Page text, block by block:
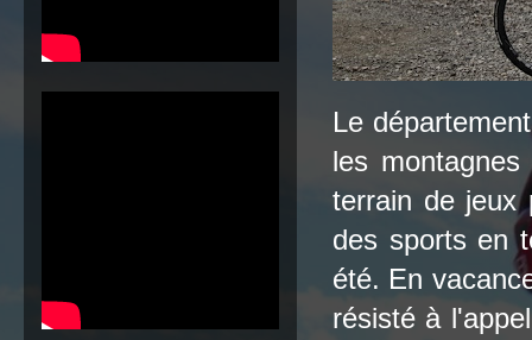
Le
les
terrain de jeux
des sports en
été. En
résisté à